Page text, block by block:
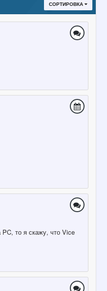
СОРТИРОВКА
то я скажу, что Vice